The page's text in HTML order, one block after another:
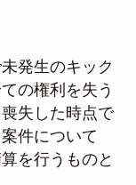
発生のキック
の権利を失う
失した時点で
件について
を行うものと